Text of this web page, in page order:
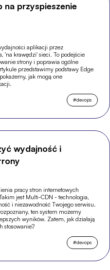
na przyspieszenie
aplikacji przez
'na krawędzi' sieci. To podejście
strony i poprawia ogólne
przedstawimy podstawy Edge
jak mogą one
#devops
wydajność i
pracy stron internetowych
jest Multi-CDN - technologia,
i niezawodność Twojego serwisu.
ten system możemy
wyników. Zatem, jak działają
stosowanie?
#devops